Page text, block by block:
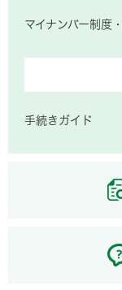
マイナンバー制度
手続きガイド